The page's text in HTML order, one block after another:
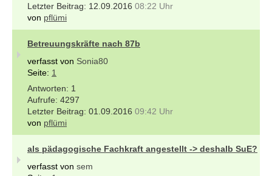
12.09.2016 08:22 Uhr
von pflümi
Betreuungskräfte nach 87b
verfasst von Sonia80
Seite: 1
1
4297
01.09.2016 09:42 Uhr
von pflümi
als pädagogische Fachkraft angestellt -> deshalb SuE?
verfasst von sem